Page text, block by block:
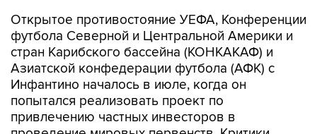
Открытое противостояние УЕФА, Конференции
футбола Северной и Центральной Америки и
стран Карибского бассейна (КОНКАКАФ) и
Азиатской конфедерации футбола (АФК) с
Инфантино началось в июле, когда он
попытался реализовать проект по
привлечению частных инвесторов в